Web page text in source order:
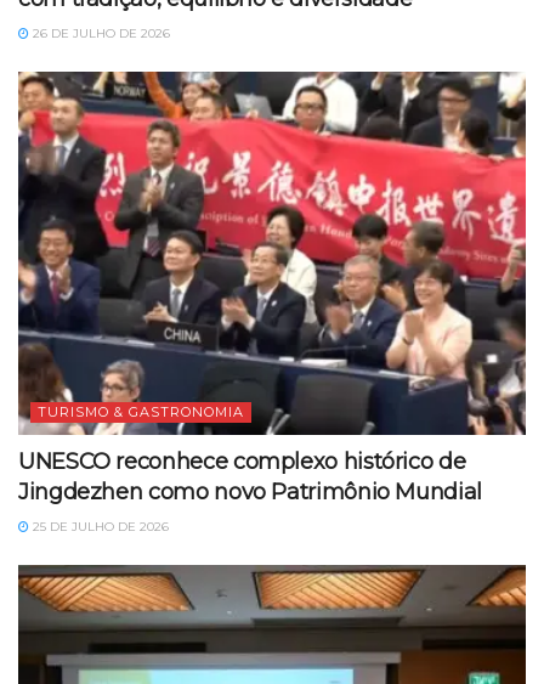
26 DE JULHO DE 2026
TURISMO & GASTRONOMIA
UNESCO reconhece complexo histórico de
Jingdezhen como novo Patrimônio Mundial
25 DE JULHO DE 2026